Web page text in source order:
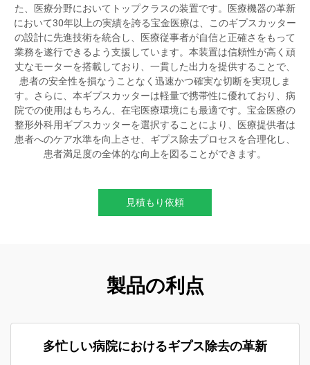
た、医療分野においてトップクラスの装置です。医療機器の革新
において30年以上の実績を誇る宝金医療は、このギプスカッター
の設計に先進技術を統合し、医療従事者が自信と正確さをもって
業務を遂行できるよう支援しています。本装置は信頼性が高く頑
丈なモーターを搭載しており、一貫した出力を提供することで、
患者の安全性を損なうことなく迅速かつ確実な切断を実現しま
す。さらに、本ギプスカッターは軽量で携帯性に優れており、病
院での使用はもちろん、在宅医療環境にも最適です。宝金医療の
整形外科用ギプスカッターを選択することにより、医療提供者は
患者へのケア水準を向上させ、ギプス除去プロセスを合理化し、
患者満足度の全体的な向上を図ることができます。
見積もり依頼
製品の利点
多忙しい病院におけるギプス除去の革新